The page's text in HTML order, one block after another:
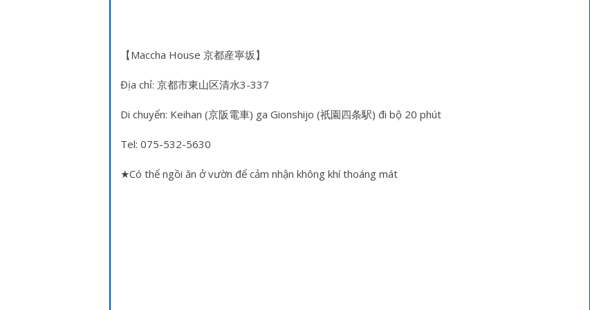
【Maccha House 京都産寧坂】
Địa chỉ: 京都市東山区清水3-337
Di chuyển: Keihan (京阪電車) ga Gionshijo (祇園四条駅) đi bộ 20 phút
Tel: 075-532-5630
★Có thể ngồi ăn ở vườn để cảm nhận không khí thoáng mát